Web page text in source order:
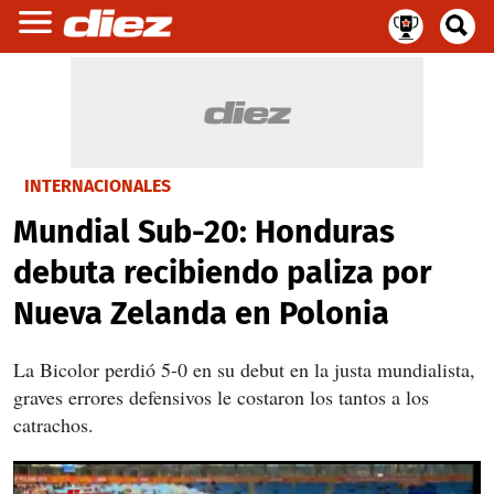
INTERNACIONALES
Mundial Sub-20: Honduras
debuta recibiendo paliza por
Nueva Zelanda en Polonia
La Bicolor perdió 5-0 en su debut en la justa mundialista,
graves errores defensivos le costaron los tantos a los
catrachos.